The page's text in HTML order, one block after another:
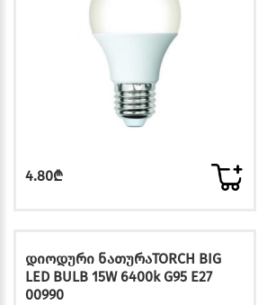
4.80₾
დიოდური ნათურაTORCH BIG
LED BULB 15W 6400k G95 E27
00990